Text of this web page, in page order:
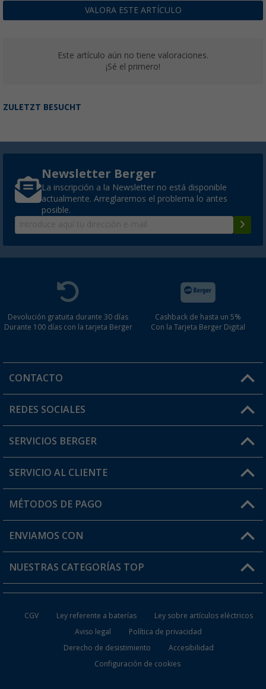
VALORA ESTE ARTÍCULO
Este artículo aún no tiene valoraciones.
¡Sé el primero!
ZULETZT BESUCHT
Newsletter Berger
La inscripción a la Newsletter no está disponible
actualmente. Arreglaremos el problema lo antes
posible.
Devolución gratuita durante 30 días
Durante 100 días con la tarjeta Berger
Cashback de hasta un 5%
Con la Tarjeta Berger Digital
CONTACTO
Horario de atención al cliente:
¿Tienes alguna duda?
REDES SOCIALES
SERVICIOS BERGER
Conviértete en distribuidor
Mi cuenta
Tarjeta Berger Digital
SERVICIO AL CLIENTE
FAQ y Contacto
Información de envío
¿Dónde está mi pedido?
MÉTODOS DE PAGO
ENVIAMOS CON
NUESTRAS CATEGORÍAS TOP
Muebles de Camping
CGV Ley referente a baterías
Ley sobre artículos eléctricos
Aviso legal
Política de privacidad
Derecho de desistimiento
Accesibilidad
Configuración de cookies